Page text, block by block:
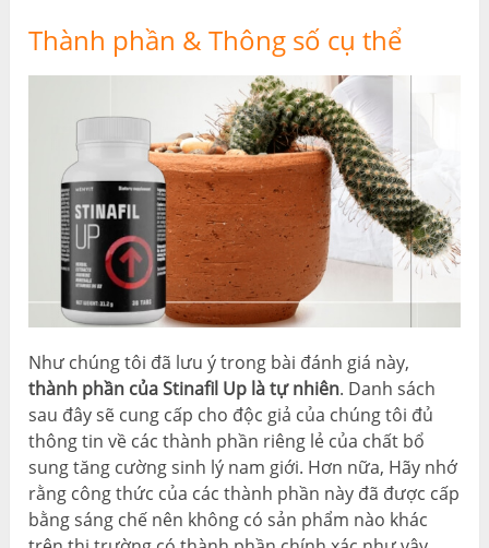
Thành phần & Thông số cụ thể
Như chúng tôi đã lưu ý trong bài đánh giá này,
thành phần của Stinafil Up là tự nhiên. Danh sách
sau đây sẽ cung cấp cho độc giả của chúng tôi đủ
thông tin về các thành phần riêng lẻ của chất bổ
sung tăng cường sinh lý nam giới. Hơn nữa, Hãy nhớ
rằng công thức của các thành phần này đã được cấp
bằng sáng chế nên không có sản phẩm nào khác